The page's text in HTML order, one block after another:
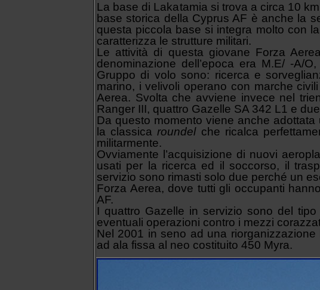
La base di Lakatamia si trova a circa 10
base storica della Cyprus AF è anche la
questa piccola base si integra molto con
caratterizza le strutture militari.
Le attività di questa giovane Forza
denominazione dell’epoca era M.E/ -A/
Gruppo di volo sono: ricerca e
marino, i velivoli operano con marche
Aerea. Svolta che avviene invece nel
Ranger III, quattro Gazelle SA 342 L1 e
Da questo momento viene anche
la classicaroundelche ricalca
militarmente.
Ovviamente l’acquisizione di nuovi
usati per la ricerca ed il soccorso, il
servizio sono rimasti solo due perché un
Forza Aerea, dove tutti gli occupanti
AF.
I quattro Gazelle in servizio sono del
eventuali operazioni contro i mezzi
Nel 2001 in seno ad una riorganizzazione
ad ala fissa al neo costituito 450 Myra.